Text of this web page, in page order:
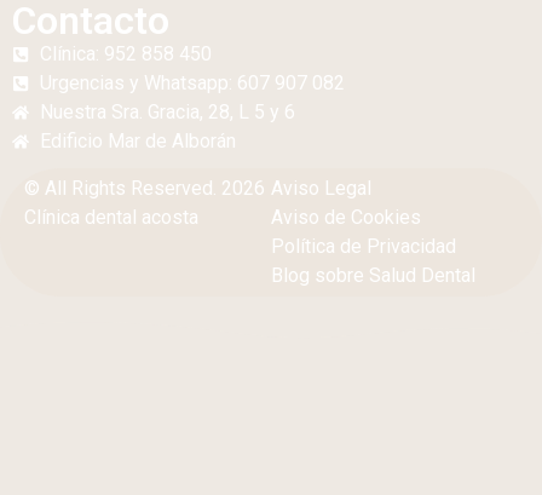
Contacto
Clínica: 952 858 450
Urgencias y Whatsapp: 607 907 082
Nuestra Sra. Gracia, 28, L 5 y 6
Edificio Mar de Alborán
© All Rights Reserved. 2026
Clínica dental acosta
Aviso Legal
Aviso de Cookies
Política de Privacidad
Blog sobre Salud Dental